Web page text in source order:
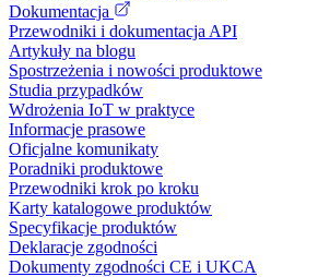
Dokumentacja
Przewodniki i dokumentacja API
Artykuły na blogu
Spostrzeżenia i nowości produktowe
Studia przypadków
Wdrożenia IoT w praktyce
Informacje prasowe
Oficjalne komunikaty
Poradniki produktowe
Przewodniki krok po kroku
Karty katalogowe produktów
Specyfikacje produktów
Deklaracje zgodności
Dokumenty zgodności CE i UKCA